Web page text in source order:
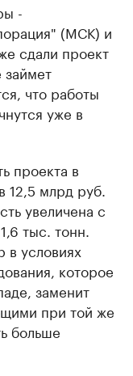
-
(МСК) и
сдали проект
что работы
уже в
проекта в
12,5 млрд руб.
увеличена с
тыс. тонн.
в условиях
которое
заменит
при той же
больше